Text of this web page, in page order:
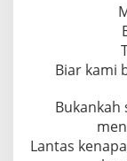
Biar kami
Bukankah
Lantas